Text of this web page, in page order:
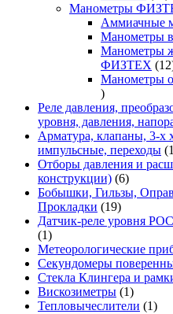
Манометры
Аммиачные
Манометры
Манометры
ФИЗТЕХ
12
Манометры
337
товаров
Реле давления,
уровня, давления,
Арматура, клапаны, 3-х
импульсные, переходы
Отборы давления и
конструкции) 66
товаров
Бобышки, Гильзы,
Прокладки
1919
товаров
Датчик-реле уровня
11
товар
Метеорологические
Секундомеры
Стекла Клингера и
Вискозиметры 11
товар
Тепловычеслители 11